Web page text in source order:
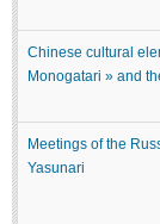
Chinese cultural
Monogatari » and
Meetings of the
Yasunari